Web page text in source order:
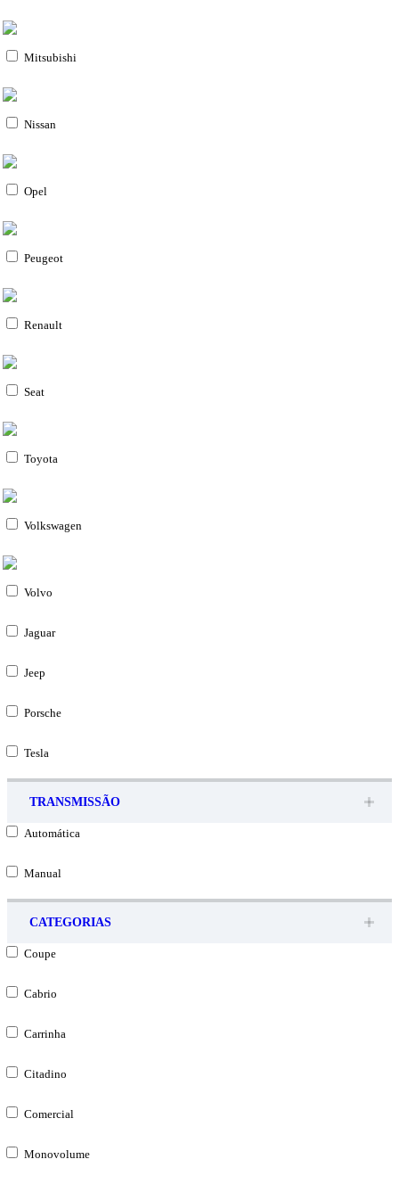
Mitsubishi
Nissan
Opel
Peugeot
Renault
Seat
Toyota
Volkswagen
Volvo
Jaguar
Jeep
Porsche
Tesla
TRANSMISSÃO
Automática
Manual
CATEGORIAS
Coupe
Cabrio
Carrinha
Citadino
Comercial
Monovolume